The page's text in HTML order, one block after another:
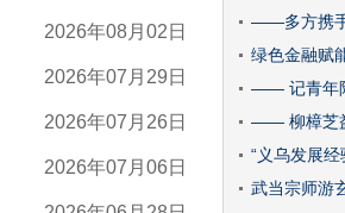
2026年08月02日
2026年07月29日
2026年07月26日
2026年07月06日
——多方携
绿色金融赋
—— 记青年
—— 柳樟芝
“义乌发展
武当宗师游